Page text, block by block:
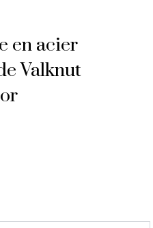
en acier
Valknut